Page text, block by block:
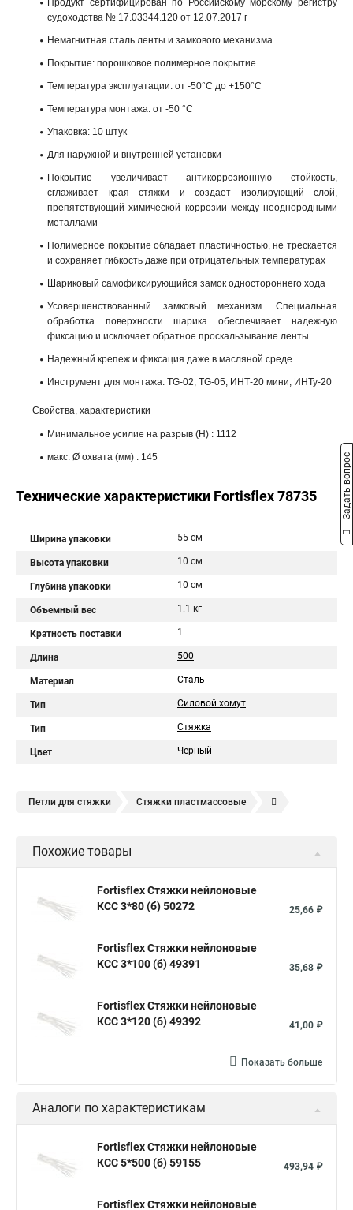
Продукт сертифицирован по Российскому морскому регистру
судоходства № 17.03344.120 от 12.07.2017 г
Немагнитная сталь ленты и замкового механизма
Покрытие: порошковое полимерное покрытие
Температура эксплуатации: от -50°С до +150°С
Температура монтажа: от -50 °С
Упаковка: 10 штук
Для наружной и внутренней установки
Покрытие увеличивает антикоррозионную стойкость,
сглаживает края стяжки и создает изолирующий слой,
препятствующий химической коррозии между неоднородными
металлами
Полимерное покрытие обладает пластичностью, не трескается
и сохраняет гибкость даже при отрицательных температурах
Шариковый самофиксирующийся замок одностороннего хода
Усовершенствованный замковый механизм. Специальная
обработка поверхности шарика обеспечивает надежную
фиксацию и исключает обратное проскальзывание ленты
Надежный крепеж и фиксация даже в масляной среде
Инструмент для монтажа: TG-02, TG-05, ИНТ-20 мини, ИНТу-20
Cвойства, характеристики
Минимальное усилие на разрыв (Н) : 1112
макс. Ø охвата (мм) : 145
Технические характеристики Fortisflex 78735
Ширина упаковки 55 см
Высота упаковки 10 см
Глубина упаковки 10 см
Объемный вес 1.1 кг
Кратность поставки 1
Длина 500
Материал Сталь
Тип Силовой хомут
Тип Стяжка
Цвет Черный
Петли для стяжки Стяжки пластмассовые
Стяжки зажим Хомут стяжка нейлоновая купить в
Стяжка alt Хомуты стяжки труб Стяжки магазин
Стяжки для кабелей металлические
Хомут стяжка это Хомут стяжка саморез
Купить стяжки кабельную
Хорошие стяжки
Хомуты стяжки нейлон Хомуты стяжки труба
Стяжки маркеры Стяжка нейлоновые 100шт черные
Прайс на цены по стяжке Площадка для стяжки купить
Похожие товары
Fortisflex Стяжки нейлоновые
КСС 3*80 (б) 50272
25,66 ₽
Fortisflex Стяжки нейлоновые
КСС 3*100 (б) 49391
35,68 ₽
Fortisflex Стяжки нейлоновые
КСС 3*120 (б) 49392
41,00 ₽
Показать больше
Аналоги по характеристикам
Fortisflex Стяжки нейлоновые
КСС 5*500 (б) 59155
493,94 ₽
Fortisflex Стяжки нейлоновые
Задать вопрос